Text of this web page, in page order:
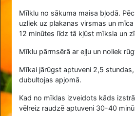
Mīlklu no sākuma maisa bļodā.
uzliek uz plakanas virsmas un
12 minūtes līdz tā kļūst mīksla un
Mīklu pārmsērā ar eļļu un noliek
Mīkai jārūgst aptuveni 2,5
dubultojas apjomā.
Kad no mīklas izveidots kāds
vēlreiz raudzē aptuveni 30-40